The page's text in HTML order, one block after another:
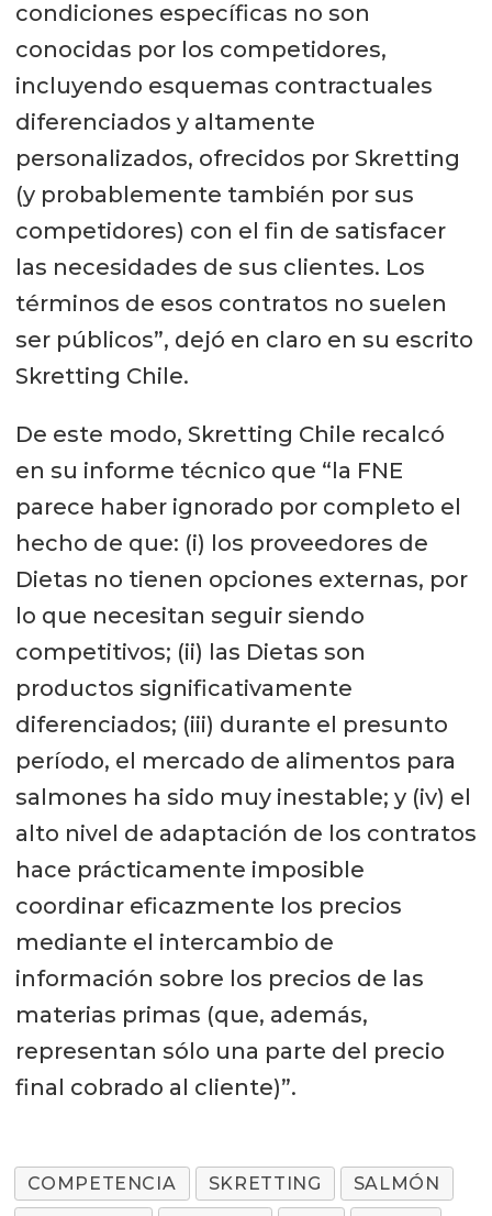
condiciones específicas no son
conocidas por los competidores,
incluyendo esquemas contractuales
diferenciados y altamente
personalizados, ofrecidos por Skretting
(y probablemente también por sus
competidores) con el fin de satisfacer
las necesidades de sus clientes. Los
términos de esos contratos no suelen
ser públicos”, dejó en claro en su escrito
Skretting Chile.
De este modo, Skretting Chile recalcó
en su informe técnico que “la FNE
parece haber ignorado por completo el
hecho de que: (i) los proveedores de
Dietas no tienen opciones externas, por
lo que necesitan seguir siendo
competitivos; (ii) las Dietas son
productos significativamente
diferenciados; (iii) durante el presunto
período, el mercado de alimentos para
salmones ha sido muy inestable; y (iv) el
alto nivel de adaptación de los contratos
hace prácticamente imposible
coordinar eficazmente los precios
mediante el intercambio de
información sobre los precios de las
materias primas (que, además,
representan sólo una parte del precio
final cobrado al cliente)”.
COMPETENCIA SKRETTING
SALMÓN